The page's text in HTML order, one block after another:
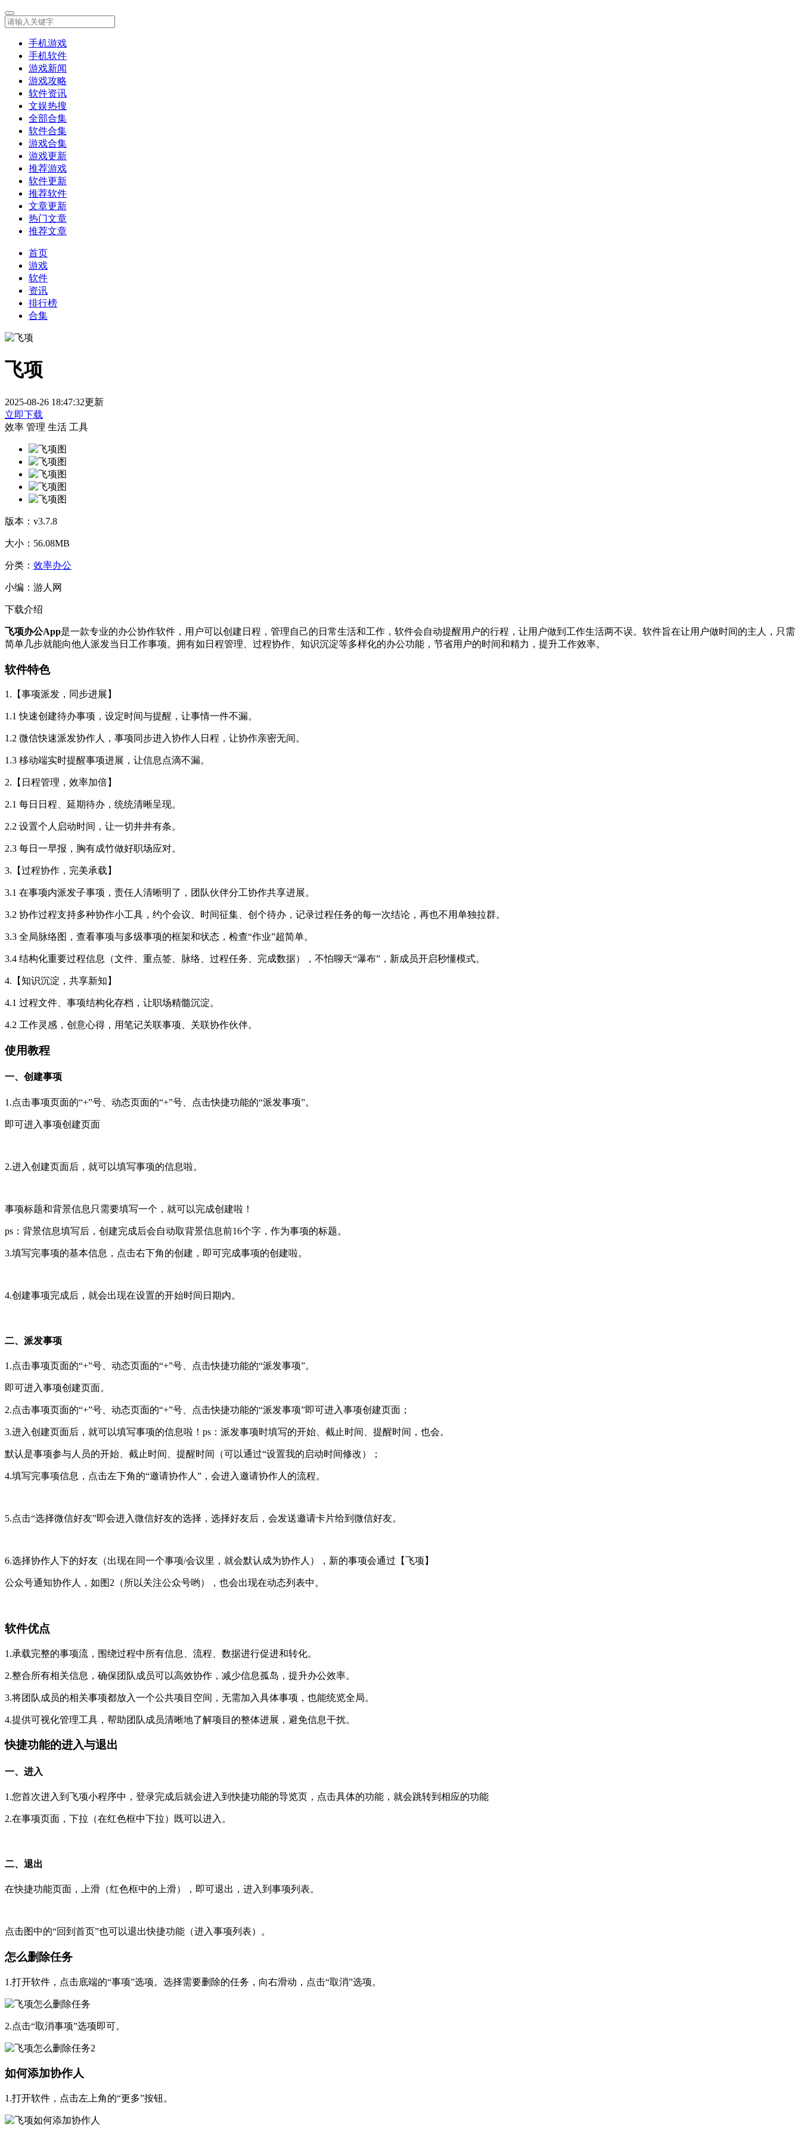
手机游戏
手机软件
游戏新闻
游戏攻略
软件资讯
文娱热搜
全部合集
软件合集
游戏合集
游戏更新
推荐游戏
软件更新
推荐软件
文章更新
热门文章
推荐文章
首页
游戏
软件
资讯
排行榜
合集
飞项
2025-08-26 18:47:32更新
立即下载
效率 管理 生活 工具
版本： v3.7.8
大小： 56.08MB
分类： 效率办公
小编： 游人网
下载介绍
飞项办公App是一款专业的办公协作软件，用户可以创建日程，管理自己的日常生活和工作，软件会自动提醒用户的行程，让用户做到工作生活两不误。软件旨在让用户做时间的主人，只需
简单几步就能向他人派发当日工作事项。拥有如日程管理、过程协作、知识沉淀等多样化的办公功能，节省用户的时间和精力，提升工作效率。
软件特色
1.【事项派发，同步进展】
1.1 快速创建待办事项，设定时间与提醒，让事情一件不漏。
1.2 微信快速派发协作人，事项同步进入协作人日程，让协作亲密无间。
1.3 移动端实时提醒事项进展，让信息点滴不漏。
2.【日程管理，效率加倍】
2.1 每日日程、延期待办，统统清晰呈现。
2.2 设置个人启动时间，让一切井井有条。
2.3 每日一早报，胸有成竹做好职场应对。
3.【过程协作，完美承载】
3.1 在事项内派发子事项，责任人清晰明了，团队伙伴分工协作共享进展。
3.2 协作过程支持多种协作小工具，约个会议、时间征集、创个待办，记录过程任务的每一次结论，再也不用单独拉群。
3.3 全局脉络图，查看事项与多级事项的框架和状态，检查“作业”超简单。
3.4 结构化重要过程信息（文件、重点签、脉络、过程任务、完成数据），不怕聊天“瀑布”，新成员开启秒懂模式。
4.【知识沉淀，共享新知】
4.1 过程文件、事项结构化存档，让职场精髓沉淀。
4.2 工作灵感，创意心得，用笔记关联事项、关联协作伙伴。
使用教程
一、创建事项
1.点击事项页面的“+”号、动态页面的“+”号、点击快捷功能的“派发事项”。
即可进入事项创建页面
2.进入创建页面后，就可以填写事项的信息啦。
事项标题和背景信息只需要填写一个，就可以完成创建啦！
ps：背景信息填写后，创建完成后会自动取背景信息前16个字，作为事项的标题。
3.填写完事项的基本信息，点击右下角的创建，即可完成事项的创建啦。
4.创建事项完成后，就会出现在设置的开始时间日期内。
二、派发事项
1.点击事项页面的“+”号、动态页面的“+”号、点击快捷功能的“派发事项”。
即可进入事项创建页面。
2.点击事项页面的“+”号、动态页面的“+”号、点击快捷功能的“派发事项”即可进入事项创建页面；
3.进入创建页面后，就可以填写事项的信息啦！ps：派发事项时填写的开始、截止时间、提醒时间，也会。
默认是事项参与人员的开始、截止时间、提醒时间（可以通过“设置我的启动时间修改）；
4.填写完事项信息，点击左下角的“邀请协作人”，会进入邀请协作人的流程。
5.点击“选择微信好友”即会进入微信好友的选择，选择好友后，会发送邀请卡片给到微信好友。
6.选择协作人下的好友（出现在同一个事项/会议里，就会默认成为协作人），新的事项会通过【飞项】
公众号通知协作人，如图2（所以关注公众号哟），也会出现在动态列表中。
软件优点
1.承载完整的事项流，围绕过程中所有信息、流程、数据进行促进和转化。
2.整合所有相关信息，确保团队成员可以高效协作，减少信息孤岛，提升办公效率。
3.将团队成员的相关事项都放入一个公共项目空间，无需加入具体事项，也能统览全局。
4.提供可视化管理工具，帮助团队成员清晰地了解项目的整体进展，避免信息干扰。
快捷功能的进入与退出
一、进入
1.您首次进入到飞项小程序中，登录完成后就会进入到快捷功能的导览页，点击具体的功能，就会跳转到相应的功能
2.在事项页面，下拉（在红色框中下拉）既可以进入。
二、退出
在快捷功能页面，上滑（红色框中的上滑），即可退出，进入到事项列表。
点击图中的“回到首页”也可以退出快捷功能（进入事项列表）。
怎么删除任务
1.打开软件，点击底端的“事项”选项。选择需要删除的任务，向右滑动，点击“取消”选项。
2.点击“取消事项”选项即可。
如何添加协作人
1.打开软件，点击左上角的“更多”按钮。